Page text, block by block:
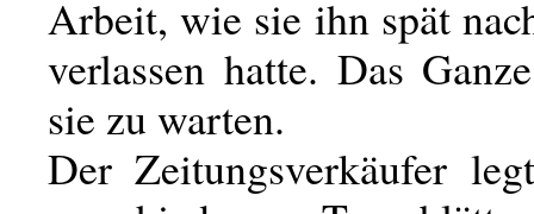
Arbeit, wie sie ihn spät
verlassen hatte. Das
sie zu warten.
Der Zeitungsverkäufer